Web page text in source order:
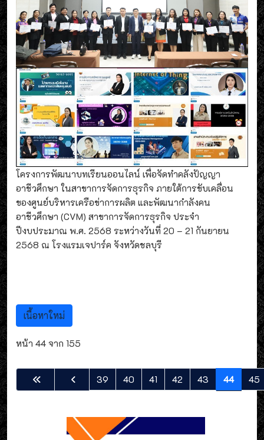
โครงการพัฒนาบทเรียนออนไลน์ เพื่อจัดทำคลังปัญญา
อาชีวศึกษา ในสาขาการจัดการธุรกิจ ภายใต้การขับเคลื่อน
ของศูนย์บริหารเครือข่าการผลิต และพัฒนากำลังคน
อาชีวศึกษา (CVM) สาขาการจัดการธุรกิจ ประจำ
ปีงบประมาณ พ.ศ. 2568 ระหว่างวันที่ 20 – 21 กันยายน
2568 ณ โรงแรมเจปาร์ค จังหวัดชลบุรี
เนื้อหาใหม่
หน้า 44 จาก 155
39 40 41 42 43 44 45